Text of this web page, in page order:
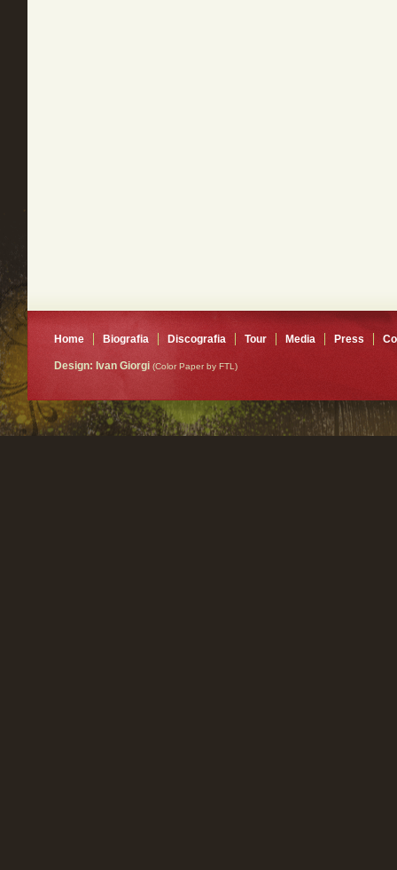
Home Biografia Discografia Tour Media Press
Design: Ivan Giorgi(Color Paper by FTL)